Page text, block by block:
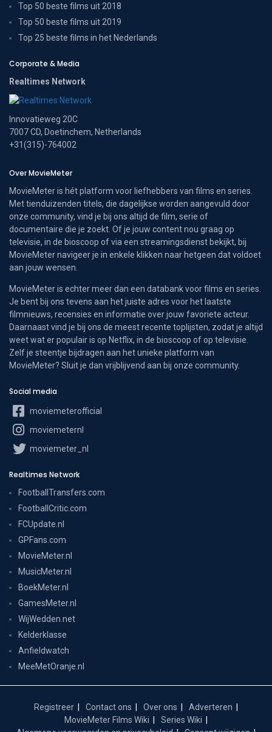
Top 50 beste films uit 2018
Top 50 beste films uit 2019
Top 25 beste films in het Nederlands
Corporate & Media
Realtimes Network
Innovatieweg 20C
7007 CD, Doetinchem, Netherlands
+31(315)-764002
Over MovieMeter
MovieMeter is hét platform voor liefhebbers van films en series.
Met tienduizenden titels, die dagelijkse worden aangevuld door
onze community, vind je bij ons altijd de film, serie of
documentaire die je zoekt. Of je jouw content nou graag op
televisie, in de bioscoop of via een streamingsdienst bekijkt, bij
MovieMeter navigeer je in enkele klikken naar hetgeen dat voldoet
aan jouw wensen.
MovieMeter is echter meer dan een databank voor films en series.
Je bent bij ons tevens aan het juiste adres voor het laatste
filmnieuws, recensies en informatie over jouw favoriete acteur.
Daarnaast vind je bij ons de meest recente toplijsten, zodat je altijd
weet wat er populair is op Netflix, in de bioscoop of op televisie.
Zelf je steentje bijdragen aan het unieke platform van
MovieMeter? Sluit je dan vrijblijvend aan bij onze community.
Social media
moviemeterofficial
moviemeternl
moviemeter_nl
Realtimes Network
FootballTransfers.com
FootballCritic.com
FCUpdate.nl
GPFans.com
MovieMeter.nl
MusicMeter.nl
BoekMeter.nl
GamesMeter.nl
WijWedden.net
Kelderklasse
Anfieldwatch
MeeMetOranje.nl
Registreer Contact ons Over ons
Adverteren
MovieMeter Films Wiki
Series Wiki